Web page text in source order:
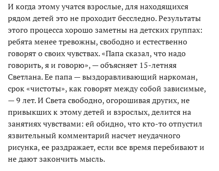
И когда этому учатся взрослые, для находящихся
рядом детей это не проходит бесследно. Результаты
этого процесса хорошо заметны на детских группах:
ребята менее тревожны, свободно и естественно
говорят о своих чувствах. «Папа сказал, что надо
говорить, я и говорю», — объясняет 15-летняя
Светлана. Ее папа — выздоравливающий наркоман,
срок «чистоты», как говорят между собой зависимые,
— 9 лет. И Света свободно, огорошивая других, не
привыкших к этому детей и взрослых, делится на
занятиях чувствами: ей обидно, что кто-то отпустил
язвительный комментарий насчет неудачного
рисунка, ее раздражает, если все время перебивают и
не дают закончить мысль.